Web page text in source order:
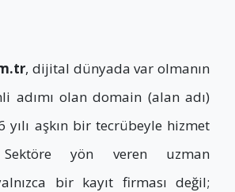
, dijital dünyada var olmanın
adımı olan domain (alan adı)
yılı aşkın bir tecrübeyle hizmet
Sektöre yön veren uzman
bir kayıt firması değil;